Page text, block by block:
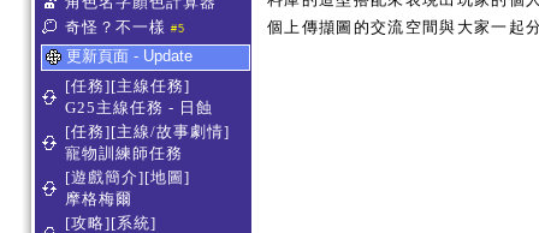
奇怪？不一樣 #5
更新頁面 - Update
[任務][主線任務]
G25主線任務 - 日蝕
[任務][主線/故事劇情]
寵物訓練師任務
[遊戲簡介][地圖]
摩格梅爾
[攻略][系統]
個上傳擷圖的交流空間與大家一起